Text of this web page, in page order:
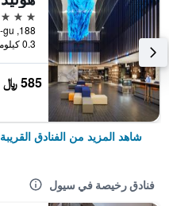
3 نجوم
0.3 كيلومتر عن وسط المدينة
585 ﷼
شاهد المزيد من الفنادق القريبة
فنادق رخيصة في سيول